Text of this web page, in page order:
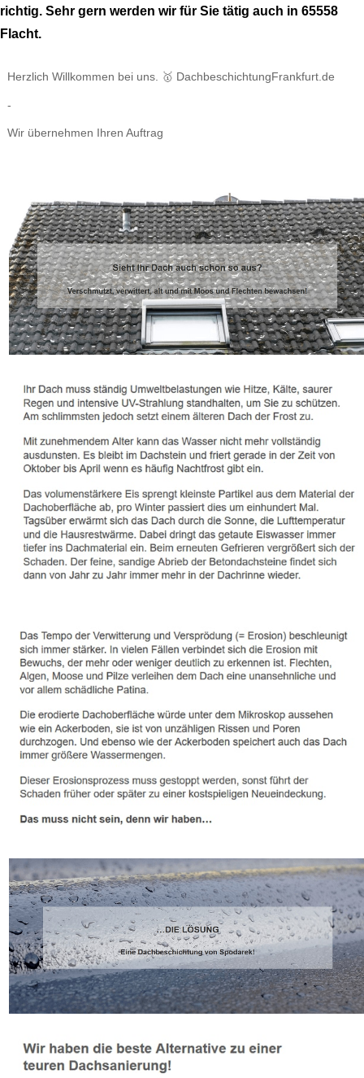
richtig. Sehr gern werden wir für Sie tätig auch in 65558
Flacht.
Herzlich Willkommen bei uns. 🥇 DachbeschichtungFrankfurt.de
-
Wir übernehmen Ihren Auftrag